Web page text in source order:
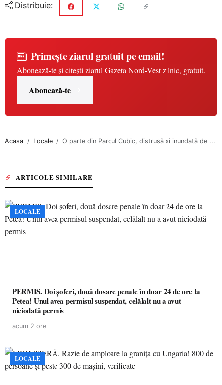
Distribuie:
Primește ziarul gratuit pe email!
Abonează-te și citești ziarul Gazeta Nord-Vest zilnic, gratuit.
Abonează-te
Acasa Locale O parte din Parcul Cubic, distrusă și inundată de ...
ARTICOLE SIMILARE
LOCALE
PERMIS. Doi șoferi, două dosare penale în doar 24 de ore la
Petea! Unul avea permisul suspendat, celălalt nu a avut
niciodată permis
acum 2 ore
LOCALE